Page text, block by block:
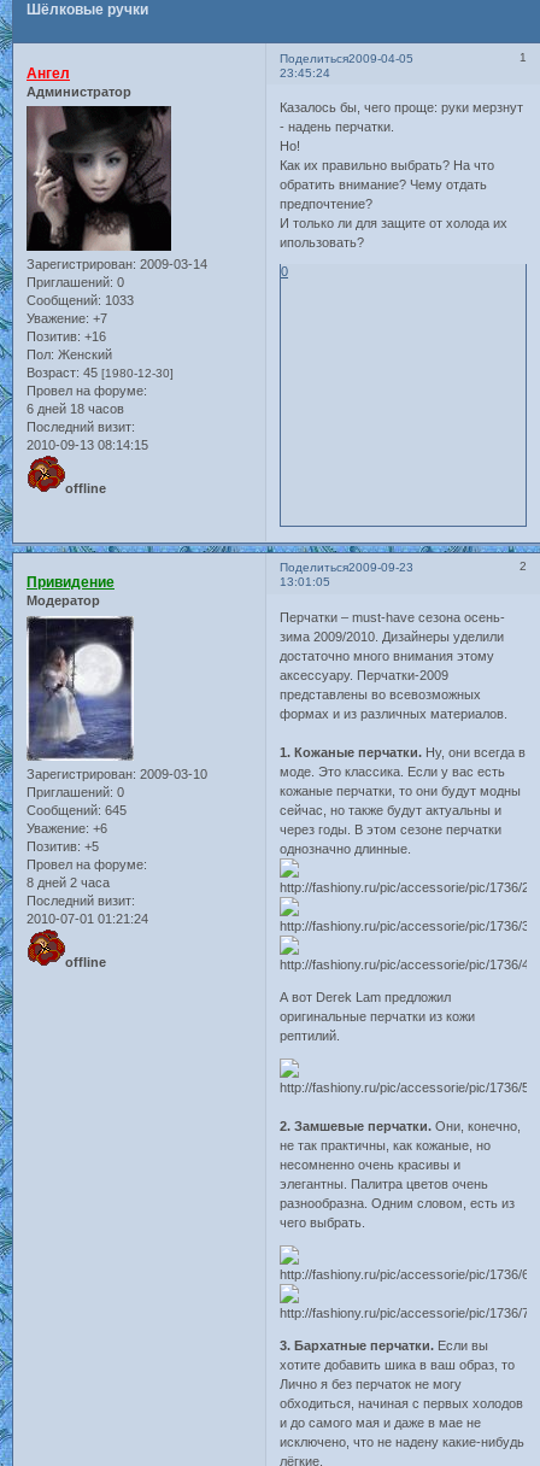
Шёлковые ручки
Поделиться 1
2009-04-05
23:45:24
Ангел
Администратор
Зарегистрирован: 2009-03-14
Приглашений: 0
Сообщений: 1033
Уважение: +7
Позитив: +16
Пол: Женский
Возраст: 45 [1980-12-30]
Провел на форуме:
6 дней 18 часов
Последний визит:
2010-09-13 08:14:15
offline
Казалось бы, чего проще: руки мерзнут
- надень перчатки.
Но!
Как их правильно выбрать? На что
обратить внимание? Чему отдать
предпочтение?
И только ли для защите от холода их
ипользовать?
0
Поделиться 2
2009-09-23
13:01:05
Привидение
Модератор
Зарегистрирован: 2009-03-10
Приглашений: 0
Сообщений: 645
Уважение: +6
Позитив: +5
Провел на форуме:
8 дней 2 часа
Последний визит:
2010-07-01 01:21:24
offline
Перчатки – must-have сезона осень-
зима 2009/2010. Дизайнеры уделили
достаточно много внимания этому
аксессуару. Перчатки-2009
представлены во всевозможных
формах и из различных материалов.
1. Кожаные перчатки. Ну, они всегда в
моде. Это классика. Если у вас есть
кожаные перчатки, то они будут модны
сейчас, но также будут актуальны и
через годы. В этом сезоне перчатки
однозначно длинные.
А вот Derek Lam предложил
оригинальные перчатки из кожи
рептилий.
2. Замшевые перчатки.Они, конечно,
не так практичны, как кожаные, но
несомненно очень красивы и
элегантны. Палитра цветов очень
разнообразна. Одним словом, есть из
чего выбрать.
3. Бархатные перчатки. Если вы
хотите добавить шика в ваш образ, то
Лично я без перчаток не могу
обходиться, начиная с первых холодов
и до самого мая и даже в мае не
исключено, что не надену какие-нибудь
лёгкие.